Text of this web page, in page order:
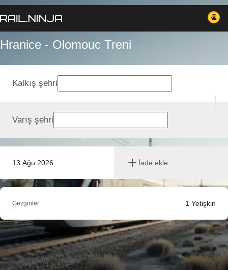
Hranice - Olomouc Treni
13 Ağu 2026 İade ekle
Kalkış şehri
Varış şehri
Gezginler 1 Yetişkin